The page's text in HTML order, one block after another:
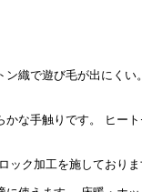
ヒー
ック加工を施しておりま